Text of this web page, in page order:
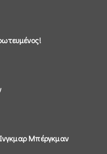
Μπέργκμαν